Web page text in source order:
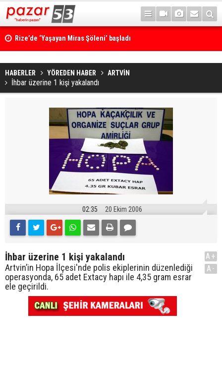
Rize’de ‘Yaşayan Miras Şöleni’ başladı
HABERLER YÖREDEN HABER ARTVİN
İhbar üzerine 1 kişi yakalandı
02:35 20 Ekim 2006
İhbar üzerine 1 kişi yakalandı
Artvin’in Hopa İlçesi'nde polis ekiplerinin düzenlediği
operasyonda, 65 adet Extacy hapı ile 4,35 gram esrar
ele geçirildi.
A+
A-